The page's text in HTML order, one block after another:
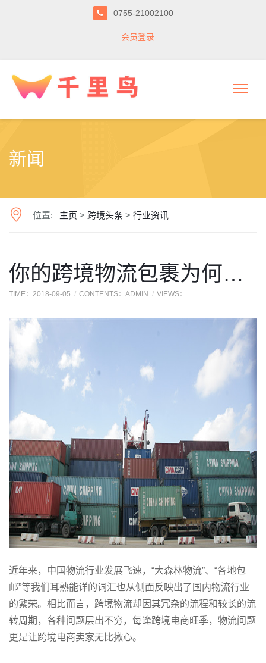
0755-21002100
会员登录
新闻
位置: 主页 > 跨境头条 > 行业资讯
你的跨境物流包裹为何问题频出？
TIME：2018-09-05 CONTENTS：ADMIN VIEWS：
近年来，中国物流行业发展飞速，“大森林物流”、“各地包
邮”等我们耳熟能详的词汇也从侧面反映出了国内物流行业
的繁荣。相比而言，跨境物流却因其冗杂的流程和较长的流
转周期，各种问题层出不穷，每逢跨境电商旺季，物流问题
更是让跨境电商卖家无比揪心。